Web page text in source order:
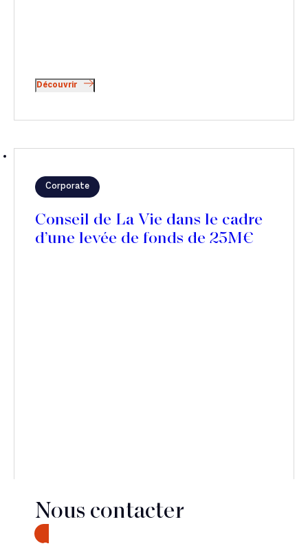
Découvrir
Corporate
Conseil de La Vie dans le cadre
d’une levée de fonds de 25M€
Découvrir
Nous contacter